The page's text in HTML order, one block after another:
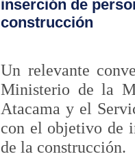
inserción de
construcción
Un relevante
Ministerio de la
Atacama y el
con el objetivo de
de la construcción.